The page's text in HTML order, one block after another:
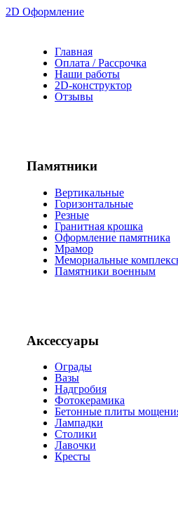
2D Оформление
Главная
Оплата / Рассрочка
Наши работы
2D-конструктор
Отзывы
Памятники
Вертикальные
Горизонтальные
Резные
Гранитная крошка
Оформление памятника
Мрамор
Мемориальные
Памятники военным
Аксессуары
Ограды
Вазы
Надгробия
Фотокерамика
Бетонные плиты
Лампадки
Столики
Лавочки
Кресты